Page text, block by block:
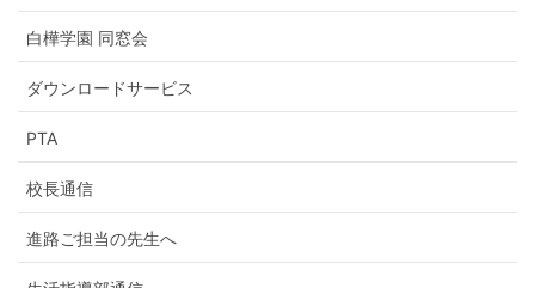
白樺学園 同窓会
ダウンロードサービス
PTA
校長通信
進路ご担当の先生へ